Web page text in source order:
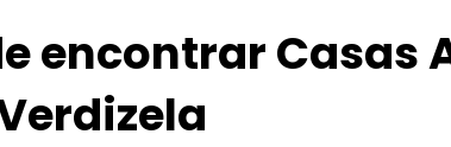
encontrar Casas